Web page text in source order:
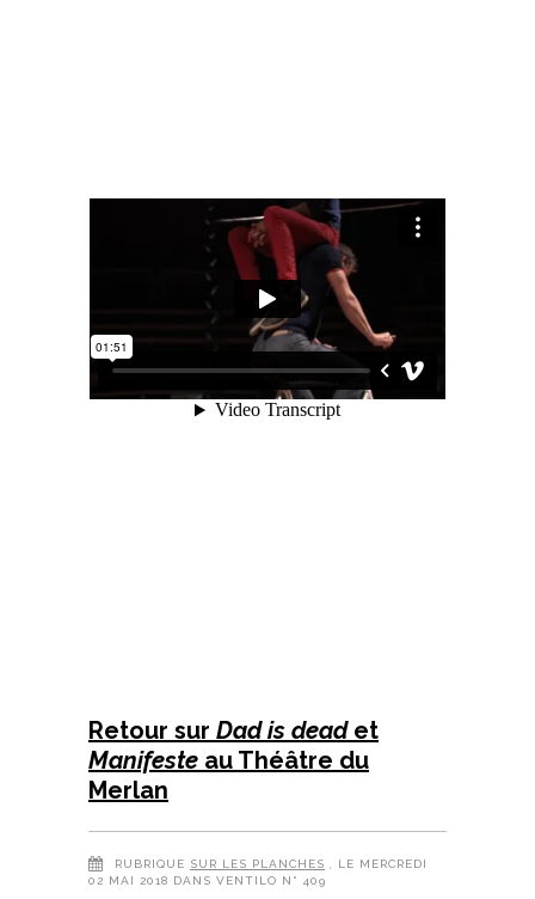
Retour sur Dad is deadet
Manifeste au Théâtre du
Merlan
RUBRIQUE SUR LES PLANCHES , LE MERCREDI
02 MAI 2018 DANS VENTILO N° 409